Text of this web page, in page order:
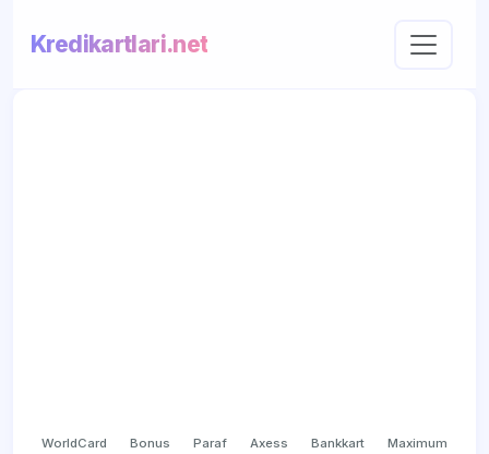
Kredikartlari.net
WorldCard Bonus Paraf Axess Bankkart Maximum